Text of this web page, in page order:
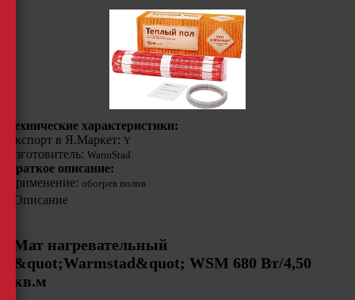
Технические характеристики:
Экспорт в Я.Маркет: Y
Изготовитель: WarmStad
Краткое описание:
Применение: обогрев полов
Описание
Мат нагревательный
&quot;Warmstad&quot; WSM 680 Вт/4,50
кв.м